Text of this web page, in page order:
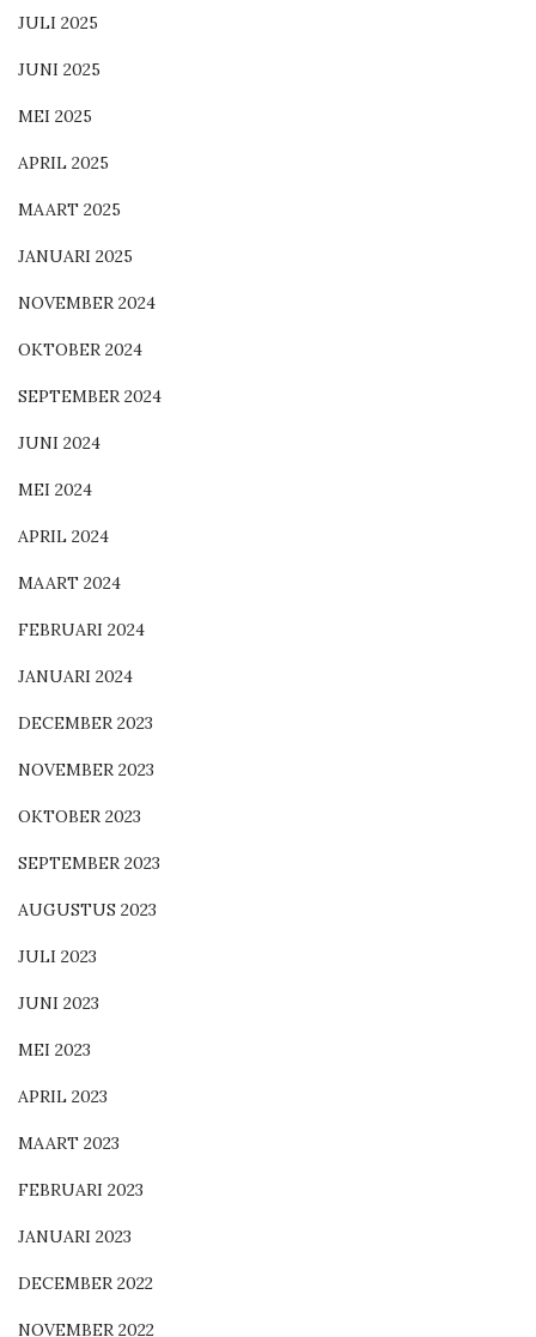
JULI 2025
JUNI 2025
MEI 2025
APRIL 2025
MAART 2025
JANUARI 2025
NOVEMBER 2024
OKTOBER 2024
SEPTEMBER 2024
JUNI 2024
MEI 2024
APRIL 2024
MAART 2024
FEBRUARI 2024
JANUARI 2024
DECEMBER 2023
NOVEMBER 2023
OKTOBER 2023
SEPTEMBER 2023
AUGUSTUS 2023
JULI 2023
JUNI 2023
MEI 2023
APRIL 2023
MAART 2023
FEBRUARI 2023
JANUARI 2023
DECEMBER 2022
NOVEMBER 2022